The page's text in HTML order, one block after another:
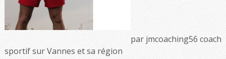
par jmcoaching56 coach
sportif sur Vannes et sa région